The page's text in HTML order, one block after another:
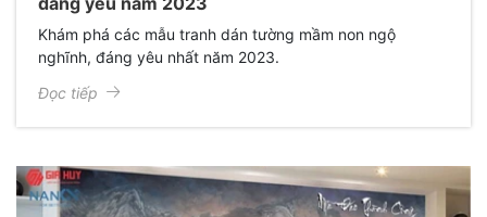
Khám phá các mẫu tranh dán tường mầm non ngộ
nghĩnh, đáng yêu nhất năm 2023.
Đọc tiếp